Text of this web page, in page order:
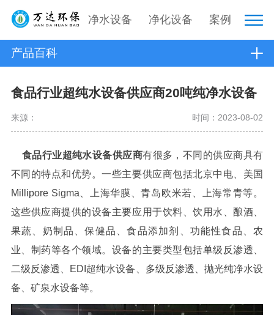
净水设备 净化设备 案例
产品百科
食品行业超纯水设备供应商20吨纯净水设备
来源： 时间：2023-08-02
食品行业超纯水设备供应商有很多，不同的供应商具有
不同的特点和优势。一些主要供应商包括北京中电、美国
Millipore Sigma、上海华膜、青岛欧米若、上海常青等。
这些供应商提供的设备主要应用于饮料、饮用水、酿酒、
果蔬、奶制品、保健品、食品添加剂、功能性食品、农
业、制药等各个领域。设备的主要类型包括单级反渗透、
二级反渗透、EDI超纯水设备、多级反渗透、抛光纯净水设
备、矿泉水设备等。